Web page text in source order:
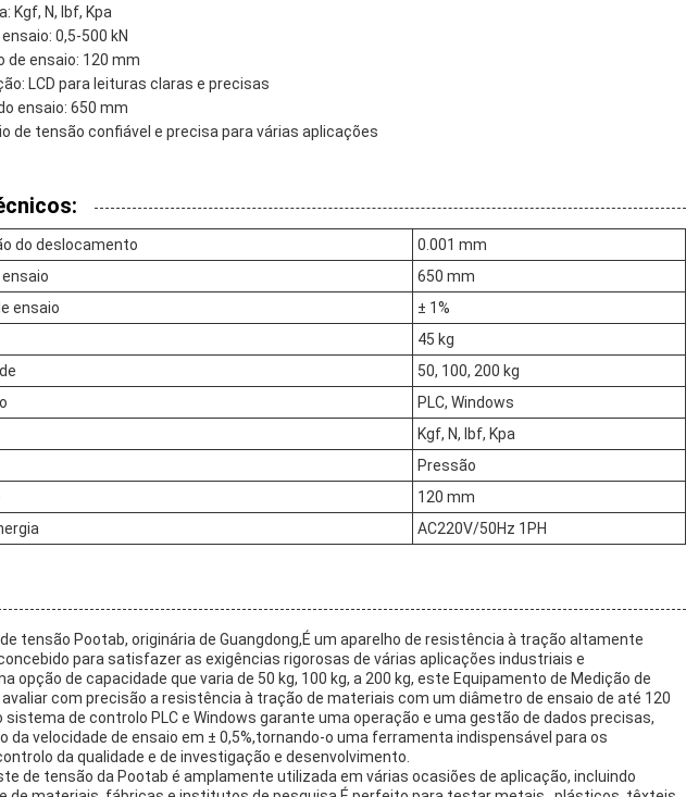
Kgf, N, lbf, Kpa
0,5-500 kN
de ensaio: 120 mm
LCD para leituras claras e precisas
ensaio: 650 mm
de tensão confiável e precisa para várias aplicações
do deslocamento
0.001 mm
650 mm
ensaio
± 1%
45 kg
50, 100, 200 kg
PLC, Windows
Kgf, N, lbf, Kpa
Pressão
120 mm
AC220V/50Hz 1PH
tensão Pootab, originária de Guangdong,É um aparelho de resistência à tração altamente
para satisfazer as exigências rigorosas de várias aplicações industriais e
opção de capacidade que varia de 50 kg, 100 kg, a 200 kg, este Equipamento de Medição de
avaliar com precisão a resistência à tração de materiais com um diâmetro de ensaio de até 120
sistema de controlo PLC e Windows garante uma operação e uma gestão de dados precisas,
da velocidade de ensaio em ± 0,5%,tornando-o uma ferramenta indispensável para os
da qualidade e de investigação e desenvolvimento.
de tensão da Pootab é amplamente utilizada em várias ocasiões de aplicação, incluindo